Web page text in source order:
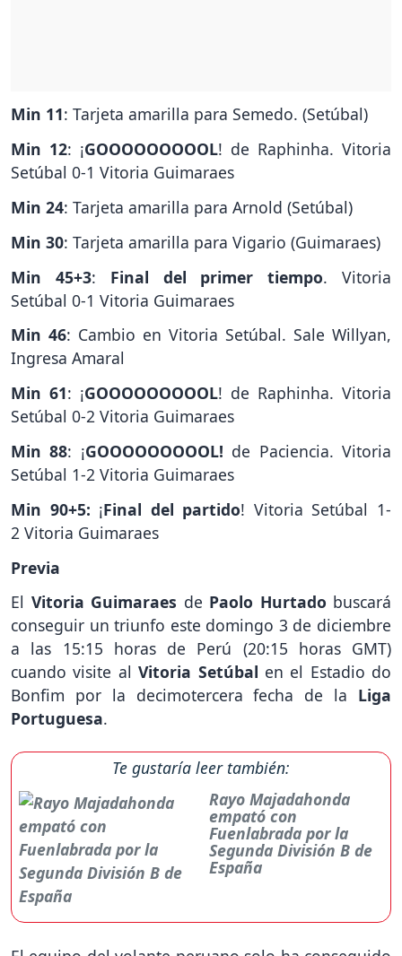
Min 11: Tarjeta amarilla para Semedo. (Setúbal)
Min 12: ¡GOOOOOOOOOL! de Raphinha. Vitoria
Setúbal 0-1 Vitoria Guimaraes
Min 24: Tarjeta amarilla para Arnold (Setúbal)
Min 30: Tarjeta amarilla para Vigario (Guimaraes)
Min 45+3: Final del primer tiempo. Vitoria
Setúbal 0-1 Vitoria Guimaraes
Min 46: Cambio en Vitoria Setúbal. Sale Willyan,
Ingresa Amaral
Min 61: ¡GOOOOOOOOOL! de Raphinha. Vitoria
Setúbal 0-2 Vitoria Guimaraes
Min 88: ¡GOOOOOOOOOL! de Paciencia. Vitoria
Setúbal 1-2 Vitoria Guimaraes
Min 90+5: ¡Final del partido! Vitoria Setúbal 1-
2 Vitoria Guimaraes
Previa
El Vitoria Guimaraes de Paolo Hurtado buscará
conseguir un triunfo este domingo 3 de diciembre
a las 15:15 horas de Perú (20:15 horas GMT)
cuando visite alVitoria Setúbal en el Estadio do
Bonfim por la decimotercera fecha de la Liga
Portuguesa.
Te gustaría leer también:
Rayo Majadahonda
empató con
Fuenlabrada por la
Segunda División B de
España